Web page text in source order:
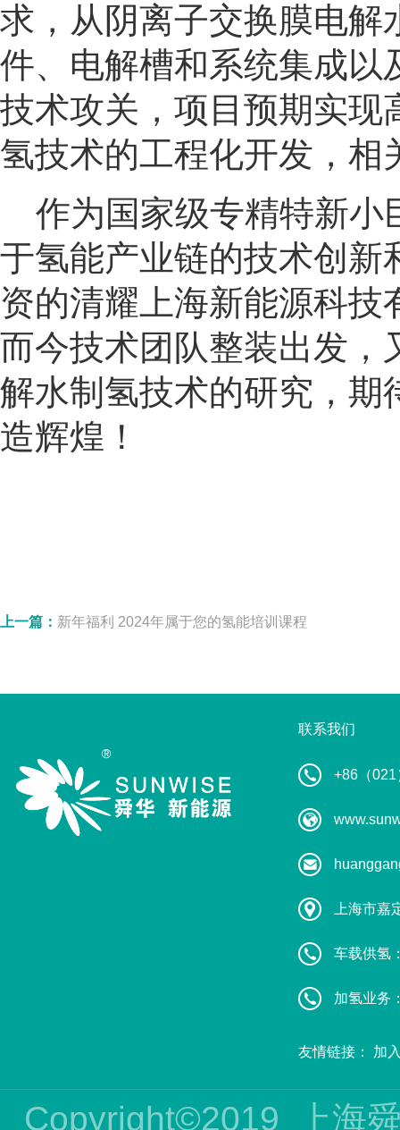
求，从阴离子交换膜电解
件、电解槽和系统集成以
技术攻关，项目预期实现
氢技术的工程化开发，相
作为国家级专精特新小
于氢能产业链的技术创新
资的清耀上海新能源科
而今技术团队整装出发，
解水制氢技术的研究，期
造辉煌！
上一篇： 新年福利 2024年属于您的氢能培训课程
联系我们
+86（
上海市嘉
车载供氢
加氢业务
友情链接： 加
Copyright©2019 上海